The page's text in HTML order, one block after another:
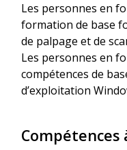
Les personnes en
formation de base
de palpage et de
Les personnes en
compétences de
d’exploitation
Compétences